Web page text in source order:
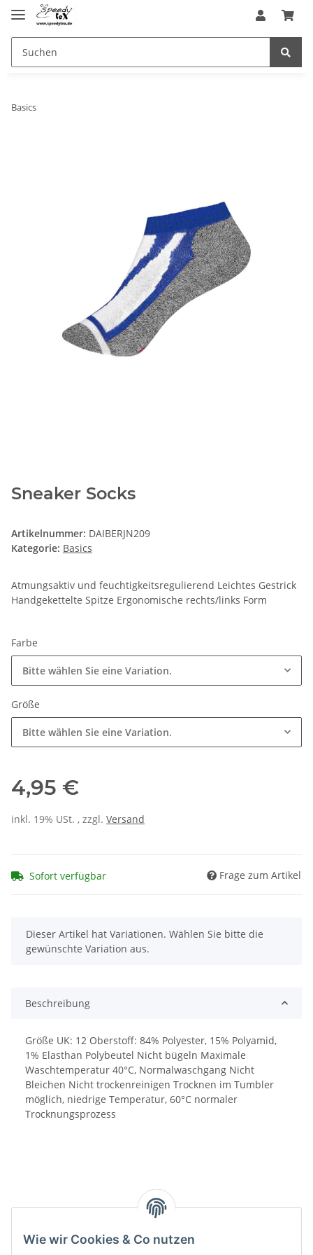
Basics
Sneaker Socks
Artikelnummer: DAIBERJN209
Kategorie: Basics
Atmungsaktiv und feuchtigkeitsregulierend Leichtes Gestrick
Handgekettelte Spitze Ergonomische rechts/links Form
Farbe
Bitte wählen Sie eine Variation.
Größe
Bitte wählen Sie eine Variation.
4,95 €
inkl. 19% USt. , zzgl. Versand
Sofort verfügbar Frage zum Artikel
x
Dieser Artikel hat Variationen. Wählen Sie bitte die
gewünschte Variation aus.
Beschreibung
Größe UK: 12 Oberstoff: 84% Polyester, 15% Polyamid,
1% Elasthan Polybeutel Nicht bügeln Maximale
Waschtemperatur 40°C, Normalwaschgang Nicht
Bleichen Nicht trockenreinigen Trocknen im Tumbler
möglich, niedrige Temperatur, 60°C normaler
Trocknungsprozess
Wie wir Cookies & Co nutzen